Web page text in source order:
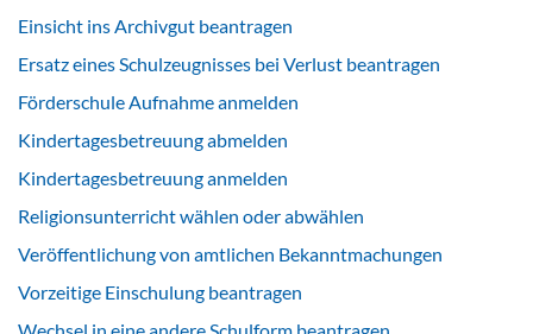
Einsicht ins Archivgut beantragen
Ersatz eines Schulzeugnisses bei Verlust beantragen
Förderschule Aufnahme anmelden
Kindertagesbetreuung abmelden
Kindertagesbetreuung anmelden
Religionsunterricht wählen oder abwählen
Veröffentlichung von amtlichen Bekanntmachungen
Vorzeitige Einschulung beantragen
Wechsel in eine andere Schulform beantragen